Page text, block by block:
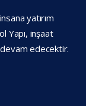
yatırım
Yapı, inşaat
edecektir.